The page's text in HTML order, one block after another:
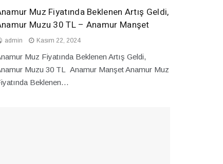
Muz Fiyatında Beklenen Artış Geldi,
Muzu 30 TL – Anamur Manşet
admin Kasım 22, 2024
Muz Fiyatında Beklenen Artış Geldi,
Muzu 30 TL Anamur Manşet Anamur Muz
Beklenen…